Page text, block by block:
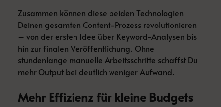
Zusammen können diese beiden Technologien
Deinen gesamten Content-Prozess revolutionieren
– von der ersten Idee über Keyword-Analysen bis
hin zur finalen Veröffentlichung. Ohne
stundenlange manuelle Arbeitsschritte schaffst Du
mehr Output bei deutlich weniger Aufwand.
Mehr Effizienz für kleine Budgets